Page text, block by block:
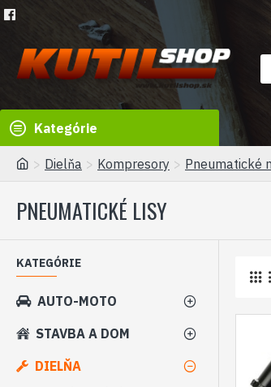
Kategórie
Dielňa Kompresory Pneumatické
PNEUMATICKÉ LISY
KATEGÓRIE
AUTO-MOTO
STAVBA A DOM
DIELŇA